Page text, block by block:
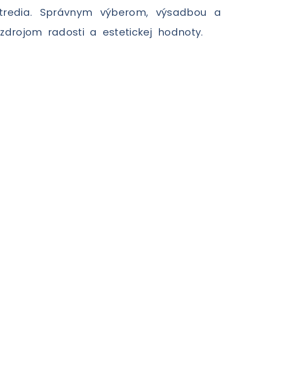
Správnym výberom, výsadbou a
radosti a estetickej hodnoty.